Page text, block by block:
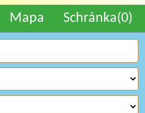
Mapa Schránka(0)